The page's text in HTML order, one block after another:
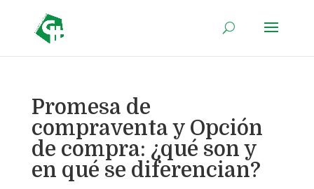
Promesa de
compraventa y Opción
de compra: ¿qué son y
en qué se diferencian?